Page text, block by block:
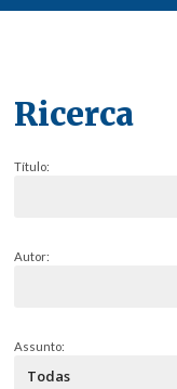
Ricerca
Título:
Autor:
Assunto: